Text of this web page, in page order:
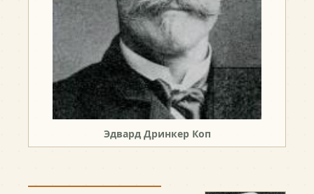
Эдвард Дринкер Коп